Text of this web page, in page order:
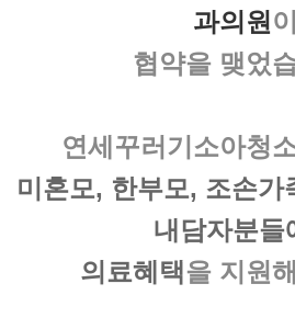
과의원 이
협약을 맺었
연세꾸러기소아청
미혼모, 한부모, 조손가
내담자분들
의료혜택 을 지원